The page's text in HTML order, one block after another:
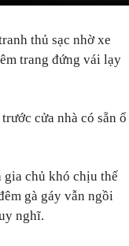
thủ sạc nhờ xe
trang đứng vái lạy
cửa nhà có sẵn ổ
gia chủ khó chịu thế
gà gáy vẫn ngồi
nghĩ.